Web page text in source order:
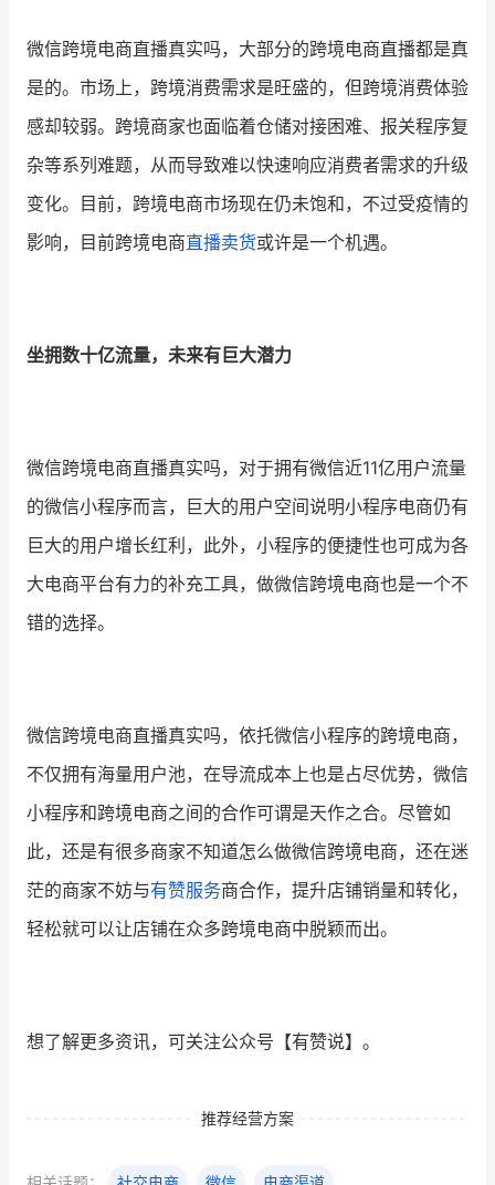
增长俱乐部 有赞商盟
商家社区 社群交流
入驻有赞 认证代理商
认证服务商 设计服务商
微信跨境电商直播真实吗，大部分的跨境电商直播都是真
是的。市场上，跨境消费需求是旺盛的，但跨境消费体验
感却较弱。跨境商家也面临着仓储对接困难、报关程序复
杂等系列难题，从而导致难以快速响应消费者需求的升级
变化。目前，跨境电商市场现在仍未饱和，不过受疫情的
影响，目前跨境电商直播卖货或许是一个机遇。
坐拥数十亿流量，未来有巨大潜力
微信跨境电商直播真实吗，对于拥有微信近11亿用户流量
的微信小程序而言，巨大的用户空间说明小程序电商仍有
巨大的用户增长红利，此外，小程序的便捷性也可成为各
大电商平台有力的补充工具，做微信跨境电商也是一个不
错的选择。
微信跨境电商直播真实吗，依托微信小程序的跨境电商，
不仅拥有海量用户池，在导流成本上也是占尽优势，微信
小程序和跨境电商之间的合作可谓是天作之合。尽管如
此，还是有很多商家不知道怎么做微信跨境电商，还在迷
茫的商家不妨与有赞服务商合作，提升店铺销量和转化，
轻松就可以让店铺在众多跨境电商中脱颖而出。
想了解更多资讯，可关注公众号【有赞说】。
推荐经营方案